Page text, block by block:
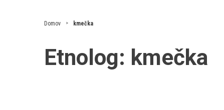
Domov kmečka
Etnolog: kmečka